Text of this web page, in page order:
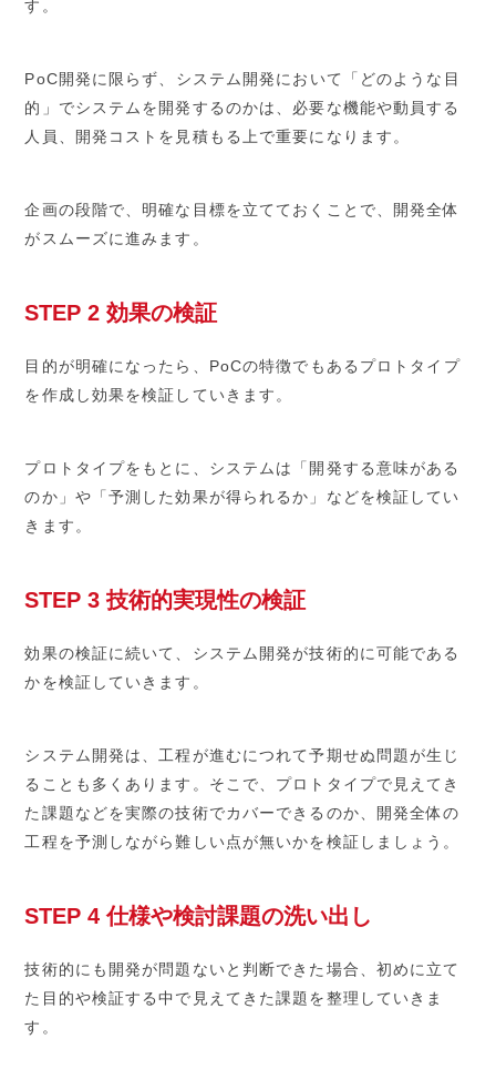
す。
PoC開発に限らず、システム開発において「どのような目
的」でシステムを開発するのかは、必要な機能や動員する
人員、開発コストを見積もる上で重要になります。
企画の段階で、明確な目標を立てておくことで、開発全体
がスムーズに進みます。
STEP 2 効果の検証
目的が明確になったら、PoCの特徴でもあるプロトタイプ
を作成し効果を検証していきます。
プロトタイプをもとに、システムは「開発する意味がある
のか」や「予測した効果が得られるか」などを検証してい
きます。
STEP 3 技術的実現性の検証
効果の検証に続いて、システム開発が技術的に可能である
かを検証していきます。
システム開発は、工程が進むにつれて予期せぬ問題が生じ
ることも多くあります。そこで、プロトタイプで見えてき
た課題などを実際の技術でカバーできるのか、開発全体の
工程を予測しながら難しい点が無いかを検証しましょう。
STEP 4 仕様や検討課題の洗い出し
技術的にも開発が問題ないと判断できた場合、初めに立て
た目的や検証する中で見えてきた課題を整理していきま
す。